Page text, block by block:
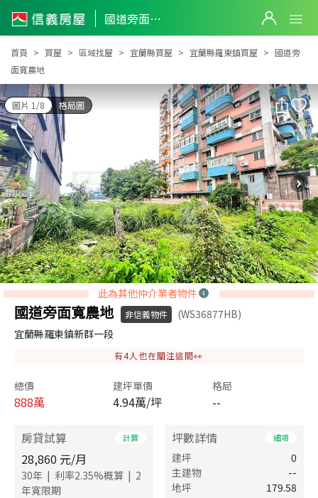
國道旁面寬農地
國道旁面寬農地
首頁 買屋 區域找屋 宜蘭縣買屋 宜蘭縣羅東鎮買屋
國道旁
面寬農地
圖片 1/8 格局圖
此為其他仲介業者物件
國道旁面寬農地 非信義物件
(WS36877HB)
宜蘭縣羅東鎮新群一段
有4人也在關注這間👀
總價
888萬
建坪單價
4.94萬/坪
格局
--
房貸試算 計算
28,860 元/月
30年 | 利率2.35%概算 | 2
年寬限期
坪數詳情 細項
建坪
0
主建物
--
地坪
179.58